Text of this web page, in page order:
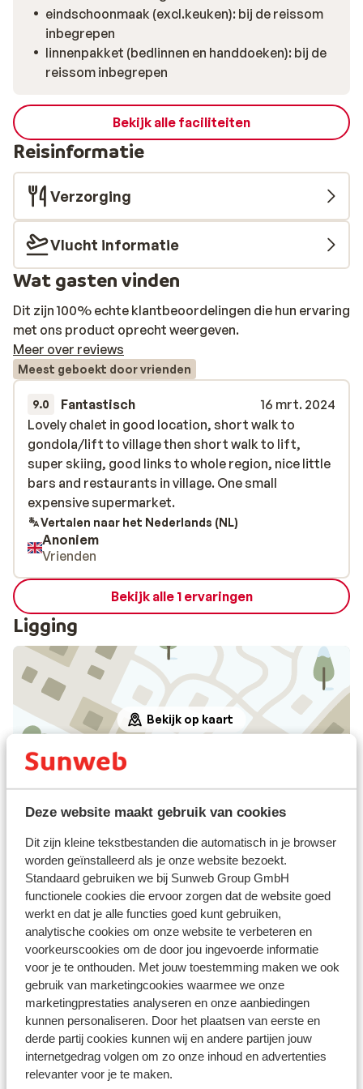
Deze website maakt gebruik van cookies
Dit zijn kleine tekstbestanden die automatisch in je browser
worden geïnstalleerd als je onze website bezoekt.
Standaard gebruiken we bij Sunweb Group GmbH
functionele cookies die ervoor zorgen dat de website goed
werkt en dat je alle functies goed kunt gebruiken,
analytische cookies om onze website te verbeteren en
voorkeurscookies om de door jou ingevoerde informatie
voor je te onthouden. Met jouw toestemming maken we ook
gebruik van marketingcookies waarmee we onze
marketingprestaties analyseren en onze aanbiedingen
kunnen personaliseren. Door het plaatsen van eerste en
derde partij cookies kunnen wij en andere partijen jouw
internetgedrag volgen om zo onze inhoud en advertenties
relevanter voor je te maken.
eindschoonmaak (excl.keuken): bij de reissom
inbegrepen
linnenpakket (bedlinnen en handdoeken): bij de
reissom inbegrepen
Bekijk alle faciliteiten
Reisinformatie
Verzorging
Vlucht informatie
Wat gasten vinden
Dit zijn 100% echte klantbeoordelingen die hun ervaring
met ons product oprecht weergeven.
Meer over reviews
Meest geboekt door vrienden
9.0 Fantastisch
16 mrt. 2024
Lovely chalet in good location, short walk to
gondola/lift to village then short walk to lift,
super skiing, good links to whole region, nice little
bars and restaurants in village. One small
expensive supermarket.
Lovely chalet in good location, short walk to
gondola/lift to village then short walk to lift,
super skiing, good links to whole region, nice little
bars and restaurants in village. One small
expensive supermarket.
Vertalen naar het Nederlands (NL)
Anoniem
Vrienden
Bekijk alle 1 ervaringen
Ligging
Bekijk op kaart
Afstanden
Centrum: 200 m
Skipiste: 500 m
Skilift: 500 m
Skipas, -les en verhuur
Skipas
Skilessen
Skimateriaal